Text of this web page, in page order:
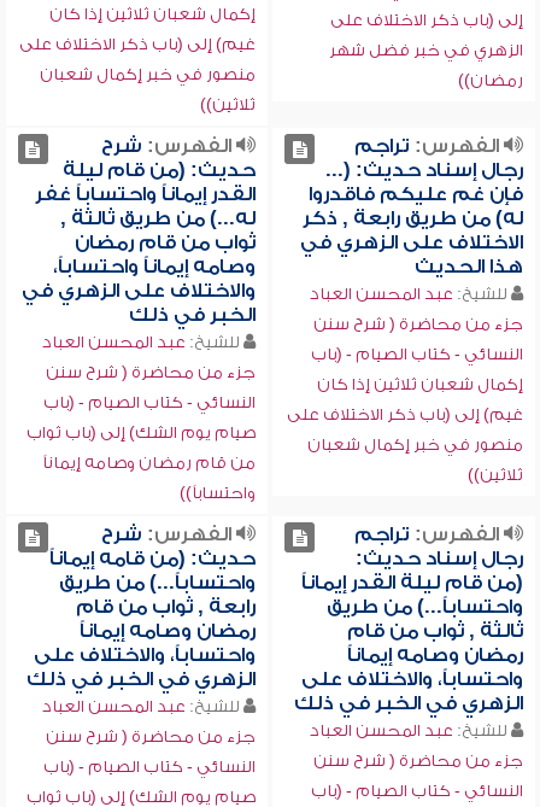
إلى (باب ذكر الاختلاف على
الزهري في خبر فضل شهر
رمضان))
إكمال شعبان ثلاثين إذا كان
غيم) إلى (باب ذكر الاختلاف على
منصور في خبر إكمال شعبان
ثلاثين))
الفهرس: تراجم
رجال إسناد حديث: (...
فإن غم عليكم فاقدروا
له) من طريق رابعة , ذكر
الاختلاف على الزهري في
هذا الحديث
للشيخ: عبد المحسن العباد
جزء من محاضرة ( شرح سنن
النسائي - كتاب الصيام - (باب
إكمال شعبان ثلاثين إذا كان
غيم) إلى (باب ذكر الاختلاف على
منصور في خبر إكمال شعبان
ثلاثين))
الفهرس: شرح
حديث: (من قام ليلة
القدر إيماناً واحتساباً غفر
له...) من طريق ثالثة ,
ثواب من قام رمضان
وصامه إيماناً واحتساباً،
والاختلاف على الزهري في
الخبر في ذلك
للشيخ: عبد المحسن العباد
جزء من محاضرة ( شرح سنن
النسائي - كتاب الصيام - (باب
صيام يوم الشك) إلى (باب ثواب
من قام رمضان وصامه إيماناً
واحتساباً))
الفهرس: تراجم
رجال إسناد حديث:
(من قام ليلة القدر إيماناً
واحتساباً...) من طريق
ثالثة , ثواب من قام
رمضان وصامه إيماناً
واحتساباً، والاختلاف على
الزهري في الخبر في ذلك
للشيخ: عبد المحسن العباد
جزء من محاضرة ( شرح سنن
النسائي - كتاب الصيام - (باب
الفهرس: شرح
حديث: (من قامه إيماناً
واحتساباً...) من طريق
رابعة , ثواب من قام
رمضان وصامه إيماناً
واحتساباً، والاختلاف على
الزهري في الخبر في ذلك
للشيخ: عبد المحسن العباد
جزء من محاضرة ( شرح سنن
النسائي - كتاب الصيام - (باب
صيام يوم الشك) إلى (باب ثواب